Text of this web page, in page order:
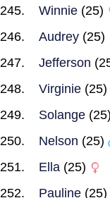
Winnie (25)
Audrey (25)
Jefferson
Virginie (25)
Solange (25)
Nelson (25)
Ella (25)
Pauline (25)